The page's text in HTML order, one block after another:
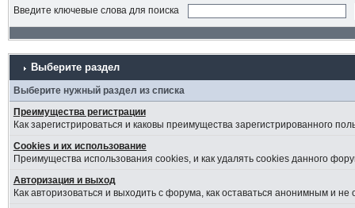
Введите ключевые слова для поиска
Выберите раздел
Выберите нужный раздел из списка
Преимущества регистрации
Как зарегистрироваться и каковы преимущества зарегистрированного
Cookies и их использование
Преимущества использования cookies, и как удалять cookies данного
Авторизация и выход
Как авторизоваться и выходить с форума, как оставаться анонимным и